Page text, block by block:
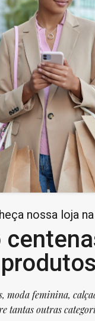
nossa loja
produtos
moda feminina,
tantas outras